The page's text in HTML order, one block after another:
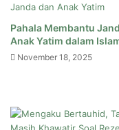
Pahala Membantu
Anak Yatim dalam
November 18, 2025